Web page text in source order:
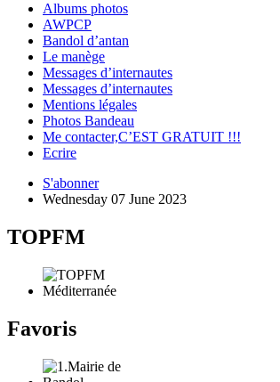
Albums photos
AWPCP
Bandol d’antan
Le manège
Messages d’internautes
Messages d’internautes
Mentions légales
Photos Bandeau
Me contacter,C’EST GRATUIT !!!
Ecrire
S'abonner
Wednesday 07 June 2023
TOPFM
Favoris